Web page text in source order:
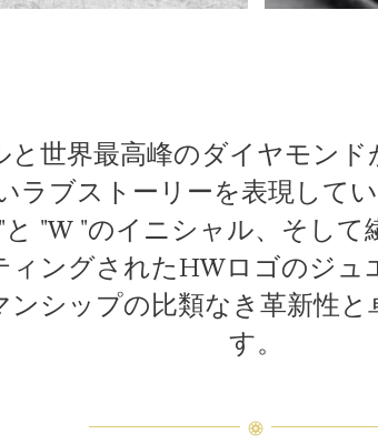
世界最高峰のダイヤモン
ラブストーリーを表現して
"W "のイニシャル、そし
ィングされたHWロゴのジュ
ンシップの比類なき革新性
す。